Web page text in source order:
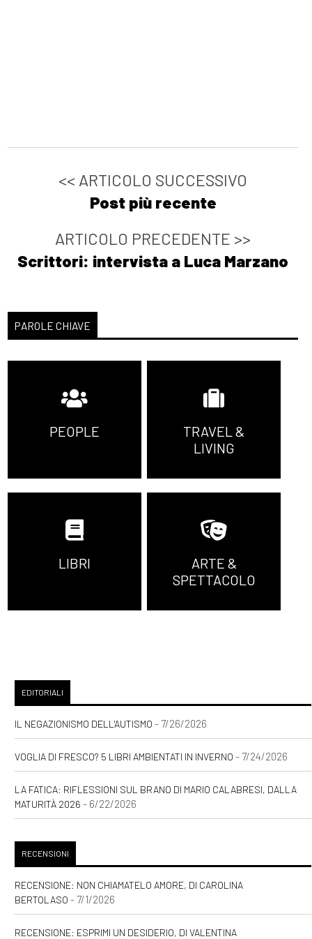
<< ARTICOLO SUCCESSIVO
Post più recente
ARTICOLO PRECEDENTE >>
Scrittori: intervista a Luca Marzano
PAROLE CHIAVE
PEOPLE
TRAVEL &
LIVING
LIBRI
ARTE &
SPETTACOLO
EDITORIALI
IL NEGAZIONISMO DELL'AUTISMO - 7/26/2026
VOGLIA DI FRESCO? 5 LIBRI AMBIENTATI IN INVERNO - 7/24/2026
LA FATICA: RIFLESSIONI SUL BRANO DI MARIO CALABRESI, DALLA
MATURITÀ 2026 - 6/22/2026
RECENSIONI
RECENSIONE: NON CHIAMATELO AMORE, DI CAROLINA
BERTOLASO - 7/1/2026
RECENSIONE: ESPRIMI UN DESIDERIO, DI VALENTINA